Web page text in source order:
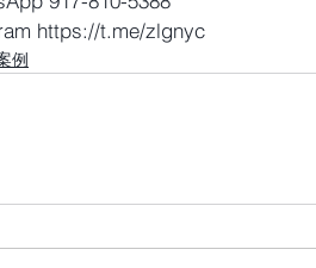
https://t.me/zlgnyc
例